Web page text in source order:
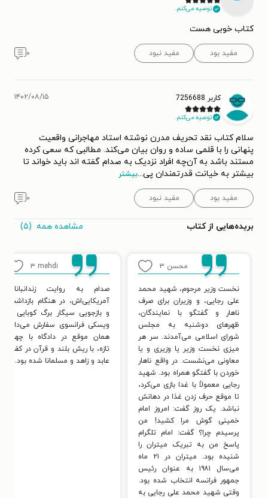
توصیه می‌کنم.
کتاب خوبی هست
مفید بود مفید نبود ۰
کاربر 7256688
توصیه می‌کنم.
۱۴۰۲/۰۸/۱۵
سلام کتاب نقد تحریف مدرن نوشته استاد مهاجرانی واقعیت
پنهانی را با قلمی ساده و روان بیان می‌کند. مطالبی که سعی کرده
مستند باشد به آن‌چه افراد نزدیک به صدام گفته اند باید خواند تا
بیشتر به خیانت قدرتمندان پی...بیشتر
مفید بود مفید نبود ۰
بریده‌هایی از کتاب مشاهده همه (۵)
محسن ۳
نخست وزیر مرحوم، شهید محمد
علی رجایی، و وزیران برای صرف
ناهار و گفتگو با نمایندگان،
ظهرهای دوشنبه به مجلس
شورای اسلامی می‌آمدند. سر هر
میزی نخست وزیر یا وزیری و یا
معاونی می‌نشست. در واقع ناهار
خوردن با گفتگو همراه بود. شهید
رجایی معمولاً با غدا بازی می‌کرد،
تا موقع حرف زدن غذا در دهانش
نباشد. یک روز گفت: امروز امام
خمینی گوش مرا کشید! من
پرسیدم چرا؟ گفت: امام تلگرام
پاسخ من به تبریک میتران را
شنیده بود. میتران در ۲۱ ماه
می‌سال ۱۹۸۱ به عنوان رئیس
جمهور فرانسه انتخاب شده بود.
وقتی شهید محمد علی رجایی به
mehdi ۳
صدام به روایت زندانبانان
آمریکایی‌اش، در هنگام بازداشت
و بازجویی سیگار برگ کوبایی و
ویسکی فرانسوی سفارش می‌داد.
همان موقع در دادگاه با چهره
تازه، با ریش بلند و قرآن در کف،
عابد و زاهد و مسلمانا شده بود.